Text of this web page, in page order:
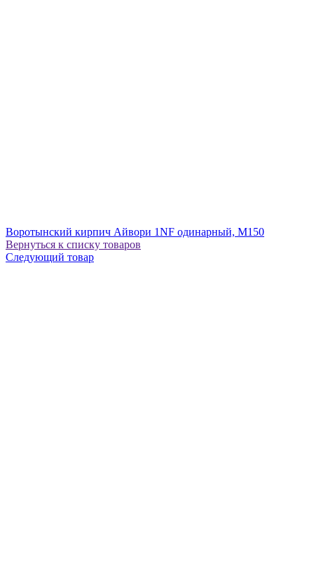
Воротынский кирпич Айвори 1NF одинарный, М150
Вернуться к списку товаров
Следующий товар